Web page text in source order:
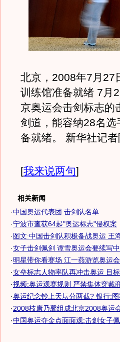
北京，2008年7月
训练馆准备就绪 7月
京奥运会击剑标志的
剑道，能容纳28名
备就绪。 新华社记
[我来说两句]
相关新闻
·中国奥运代表团 击剑队名单
·宁波市查获64起"奥运标志"侵权案
·图文:中国击剑队积极备战奥运 王
·女子击剑佩剑 谭雪奥运会要续写中
·明星带你看赛场 江一燕游览奥运
·女垒标志人物率队再冲击奥运 目标
·视频:奥运观赛规则 严禁集体穿戴
·奥运纪念钞上天坛分两截? 银行:图
·2008枝康乃馨组成北京2008奥运
·中国奥运夺金点面面观:击剑女子